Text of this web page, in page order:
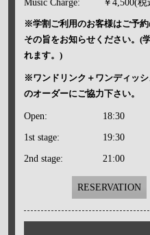
Music Charge: ￥4,500(
※学割ご利用のお客様はご予
その旨をお知らせください。(
れます。)
※ワンドリンク＋ワンディッ
のオーダーにご協力下さい。
Open: 18:30
1st stage: 19:30
2nd stage: 21:00
RESERVATION